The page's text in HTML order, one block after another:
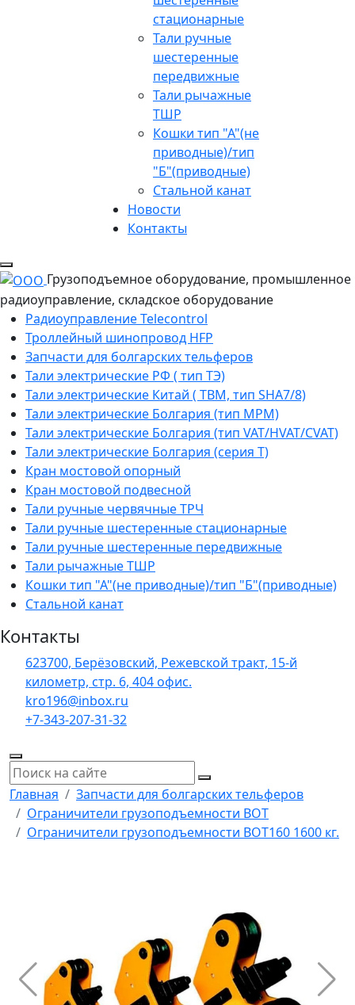
стационарные
Тали ручные
шестеренные
передвижные
Тали рычажные
ТШР
Кошки тип "А"(не
приводные)/тип
"Б"(приводные)
Стальной канат
Новости
Контакты
Грузоподъемное оборудование, промышленное
радиоуправление, складское оборудование
Радиоуправление Telecontrol
Троллейный шинопровод HFP
Запчасти для болгарских тельферов
Тали электрические РФ ( тип ТЭ)
Тали электрические Китай ( TBM, тип SHA7/8)
Тали электрические Болгария (тип МРМ)
Тали электрические Болгария (тип VAT/HVAT/CVAT)
Тали электрические Болгария (серия Т)
Кран мостовой опорный
Кран мостовой подвесной
Тали ручные червячные ТРЧ
Тали ручные шестеренные стационарные
Тали ручные шестеренные передвижные
Тали рычажные ТШР
Кошки тип "А"(не приводные)/тип "Б"(приводные)
Стальной канат
Контакты
623700, Берёзовский, Режевской тракт, 15-й
километр, стр. 6, 404 офис.
kro196@inbox.ru
+7-343-207-31-32
Главная
Запчасти для болгарских тельферов
Ограничители грузоподъемности ВОТ
Ограничители грузоподъемности ВОТ160 1600 кг.